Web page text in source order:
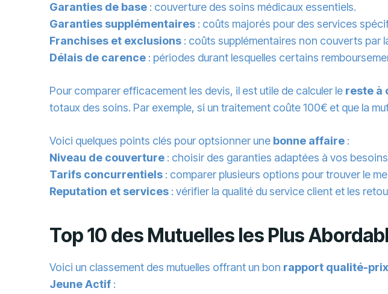
Garanties de base : couverture des soins médicaux essentiels.
Garanties supplémentaires : coûts majorés pour des services
Franchises et exclusions : coûts supplémentaires non couverts par
Délais de carence : périodes durant lesquelles certains
Pour comparer efficacement les devis, il est utile de calculer le reste à
totaux des soins. Par exemple, si un traitement coûte 100€ et que la
Voici quelques points clés pour optsionner une bonne affaire :
Niveau de couverture : choisir des garanties adaptées à vos
Tarifs concurrentiels : comparer plusieurs options pour trouver le
Reputation et services : vérifier la qualité du service client et les
Top 10 des Mutuelles les Plus
Voici un classement des mutuelles offrant un bon rapport qualité-prix
Jeune Actif :